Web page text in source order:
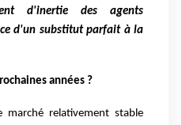
d'inertie des agents
d'un substitut parfait à la
années ?
marché relativement stable